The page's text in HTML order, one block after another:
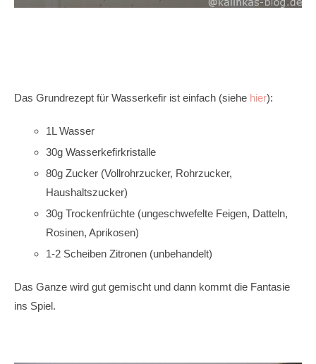
Das Grundrezept für Wasserkefir ist einfach (siehe hier):
1L Wasser
30g Wasserkefirkristalle
80g Zucker (Vollrohrzucker, Rohrzucker,
Haushaltszucker)
30g Trockenfrüchte (ungeschwefelte Feigen, Datteln,
Rosinen, Aprikosen)
1-2 Scheiben Zitronen (unbehandelt)
Das Ganze wird gut gemischt und dann kommt die Fantasie
ins Spiel.